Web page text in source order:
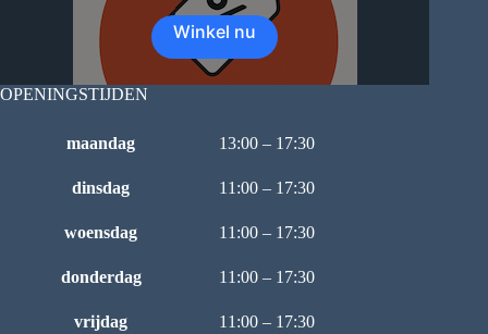
Winkel nu
OPENINGSTIJDEN
maandag 13:00 – 17:30
dinsdag 11:00 – 17:30
woensdag 11:00 – 17:30
donderdag 11:00 – 17:30
vrijdag 11:00 – 17:30